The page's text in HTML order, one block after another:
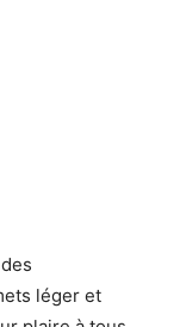
léger et